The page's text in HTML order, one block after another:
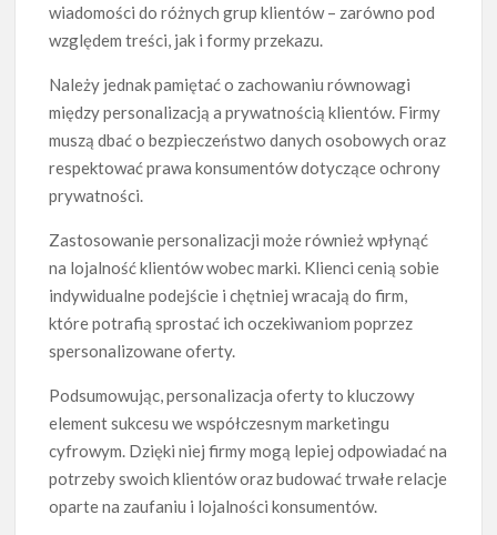
wiadomości do różnych grup klientów – zarówno pod
względem treści, jak i formy przekazu.
Należy jednak pamiętać o zachowaniu równowagi
między personalizacją a prywatnością klientów. Firmy
muszą dbać o bezpieczeństwo danych osobowych oraz
respektować prawa konsumentów dotyczące ochrony
prywatności.
Zastosowanie personalizacji może również wpłynąć
na lojalność klientów wobec marki. Klienci cenią sobie
indywidualne podejście i chętniej wracają do firm,
które potrafią sprostać ich oczekiwaniom poprzez
spersonalizowane oferty.
Podsumowując, personalizacja oferty to kluczowy
element sukcesu we współczesnym marketingu
cyfrowym. Dzięki niej firmy mogą lepiej odpowiadać na
potrzeby swoich klientów oraz budować trwałe relacje
oparte na zaufaniu i lojalności konsumentów.